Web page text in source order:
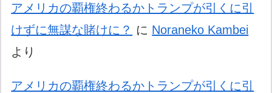
アメリカの覇権終わるかトランプが引くに引
けずに無謀な賭けに？ に Noraneko Kambei
より
アメリカの覇権終わるかトランプが引くに引